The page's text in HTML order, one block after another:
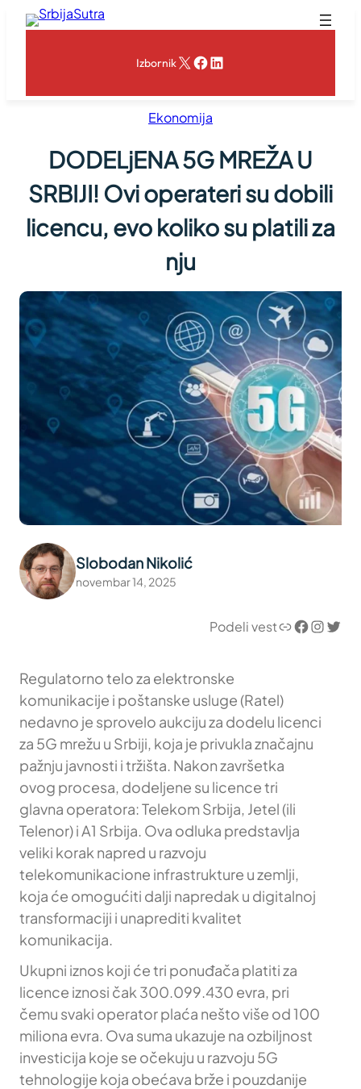
Skoči
IzbornikX Facebook
LinkedIn
Ekonomija
DODELjENA 5G MREŽA U
SRBIJI! Ovi operateri su dobili
licencu, evo koliko su platili za
nju
Slobodan Nikolić
novembar 14, 2025
Podeli vestLink Facebook InstagramTwitter
Regulatorno telo za elektronske
komunikacije i poštanske usluge (Ratel)
nedavno je sprovelo aukciju za dodelu licenci
za 5G mrežu u Srbiji, koja je privukla značajnu
pažnju javnosti i tržišta. Nakon završetka
ovog procesa, dodeljene su licence tri
glavna operatora: Telekom Srbija, Jetel (ili
Telenor) i A1 Srbija. Ova odluka predstavlja
veliki korak napred u razvoju
telekomunikacione infrastrukture u zemlji,
koja će omogućiti dalji napredak u digitalnoj
transformaciji i unaprediti kvalitet
komunikacija.
Ukupni iznos koji će tri ponuđača platiti za
licence iznosi čak 300.099.430 evra, pri
čemu svaki operator plaća nešto više od 100
miliona evra. Ova suma ukazuje na ozbiljnost
investicija koje se očekuju u razvoju 5G
tehnologije koja obećava brže i pouzdanije